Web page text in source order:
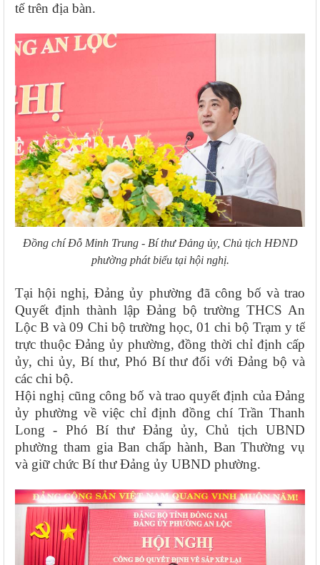
tế trên địa bàn.
Đồng chí Đỗ Minh Trung - Bí thư Đảng ủy, Chủ tịch HĐND
phường phát biểu tại hội nghị.
Tại hội nghị, Đảng ủy phường đã công bố và trao
Quyết định thành lập Đảng bộ trường THCS An
Lộc B và 09 Chi bộ trường học, 01 chi bộ Trạm y tế
trực thuộc Đảng ủy phường, đồng thời chỉ định cấp
ủy, chi ủy, Bí thư, Phó Bí thư đối với Đảng bộ và
các chi bộ.
Hội nghị cũng công bố và trao quyết định của Đảng
ủy phường về việc chỉ định đồng chí Trần Thanh
Long - Phó Bí thư Đảng ủy, Chủ tịch UBND
phường tham gia Ban chấp hành, Ban Thường vụ
và giữ chức Bí thư Đảng ủy UBND phường.